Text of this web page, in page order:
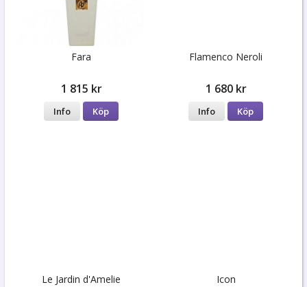
Fara
1 815 kr
Info Köp
Flamenco Neroli
1 680 kr
Info Köp
Le Jardin d'Amelie Icon